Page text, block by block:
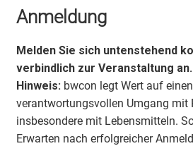
Anmeldung
Melden Sie sich untenstehend
verbindlich zur Veranstaltung an.
Hinweis:bwcon legt Wert auf einen
verantwortungsvollen Umgang mit
insbesondere mit Lebensmitteln.
Erwarten nach erfolgreicher